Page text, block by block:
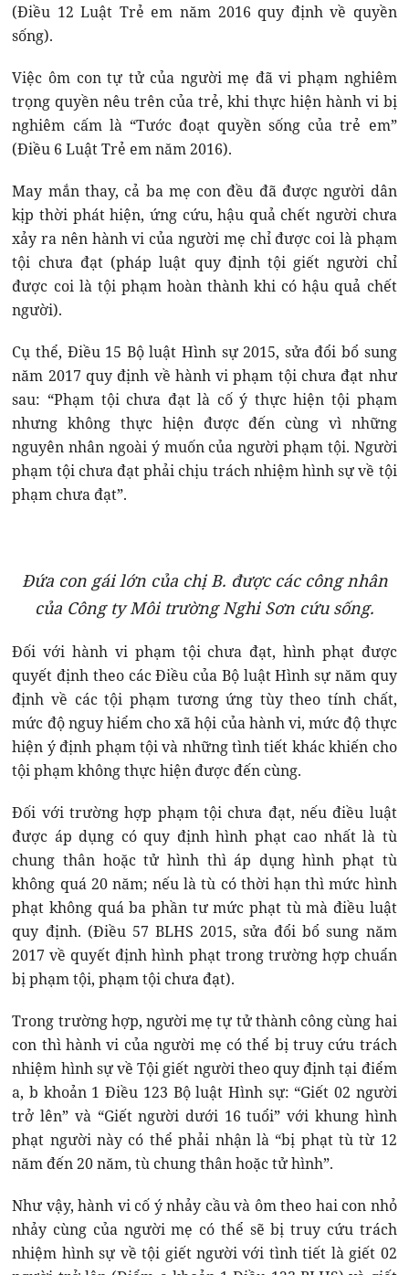
(Điều 12 Luật Trẻ em năm 2016 quy định về quyền
sống).
Việc ôm con tự tử của người mẹ đã vi phạm nghiêm
trọng quyền nêu trên của trẻ, khi thực hiện hành vi bị
nghiêm cấm là “Tước đoạt quyền sống của trẻ em”
(Điều 6 Luật Trẻ em năm 2016).
May mắn thay, cả ba mẹ con đều đã được người dân
kịp thời phát hiện, ứng cứu, hậu quả chết người chưa
xảy ra nên hành vi của người mẹ chỉ được coi là phạm
tội chưa đạt (pháp luật quy định tội giết người chỉ
được coi là tội phạm hoàn thành khi có hậu quả chết
người).
Cụ thể, Điều 15 Bộ luật Hình sự 2015, sửa đổi bổ sung
năm 2017 quy định về hành vi phạm tội chưa đạt như
sau: “Phạm tội chưa đạt là cố ý thực hiện tội phạm
nhưng không thực hiện được đến cùng vì những
nguyên nhân ngoài ý muốn của người phạm tội. Người
phạm tội chưa đạt phải chịu trách nhiệm hình sự về tội
phạm chưa đạt”.
Đứa con gái lớn của chị B. được các công nhân
của Công ty Môi trường Nghi Sơn cứu sống.
Đối với hành vi phạm tội chưa đạt, hình phạt được
quyết định theo các Điều của Bộ luật Hình sự năm quy
định về các tội phạm tương ứng tùy theo tính chất,
mức độ nguy hiểm cho xã hội của hành vi, mức độ thực
hiện ý định phạm tội và những tình tiết khác khiến cho
tội phạm không thực hiện được đến cùng.
Đối với trường hợp phạm tội chưa đạt, nếu điều luật
được áp dụng có quy định hình phạt cao nhất là tù
chung thân hoặc tử hình thì áp dụng hình phạt tù
không quá 20 năm; nếu là tù có thời hạn thì mức hình
phạt không quá ba phần tư mức phạt tù mà điều luật
quy định. (Điều 57 BLHS 2015, sửa đổi bổ sung năm
2017 về quyết định hình phạt trong trường hợp chuẩn
bị phạm tội, phạm tội chưa đạt).
Trong trường hợp, người mẹ tự tử thành công cùng hai
con thì hành vi của người mẹ có thể bị truy cứu trách
nhiệm hình sự về Tội giết người theo quy định tại điểm
a, b khoản 1 Điều 123 Bộ luật Hình sự: “Giết 02 người
trở lên” và “Giết người dưới 16 tuổi” với khung hình
phạt người này có thể phải nhận là “bị phạt tù từ 12
năm đến 20 năm, tù chung thân hoặc tử hình”.
Như vậy, hành vi cố ý nhảy cầu và ôm theo hai con nhỏ
nhảy cùng của người mẹ có thể sẽ bị truy cứu trách
nhiệm hình sự về tội giết người với tình tiết là giết 02